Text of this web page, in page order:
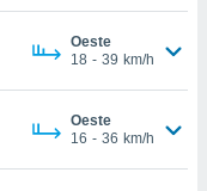
Oeste
18 - 39 km/h
Oeste
16 - 36 km/h